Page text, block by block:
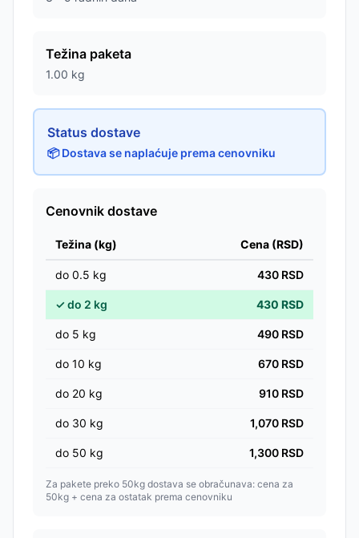
Težina paketa
1.00 kg
Status dostave
📦 Dostava se naplaćuje prema cenovniku
Cenovnik dostave
Težina (kg) Cena (RSD)
do 0.5 kg 430 RSD
✓do 2 kg 430 RSD
do 5 kg 490 RSD
do 10 kg 670 RSD
do 20 kg 910 RSD
do 30 kg 1,070 RSD
do 50 kg 1,300 RSD
Za pakete preko 50kg dostava se obračunava: cena za
50kg + cena za ostatak prema cenovniku